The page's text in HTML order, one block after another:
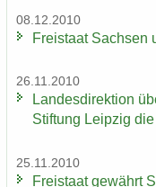
08.12.2010
Frei­staat Sach­sen
26.11.2010
Lan­des­di­rek­ti­on
Stiftung Leip­zig
25.11.2010
Frei­staat ge­währt